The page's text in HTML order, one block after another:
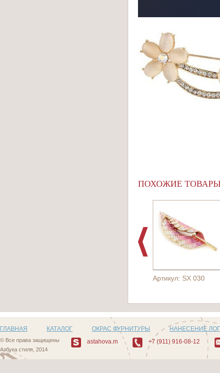
ПОХОЖИЕ
Артикул: SX 030
ГЛАВНАЯ КАТАЛОГ ОКРАС ФУРНИТУРЫ НАНЕСЕНИЕ
© Все права защищены
Азбука стиля, 2014
astahova.m +7 (911) 916-08-12